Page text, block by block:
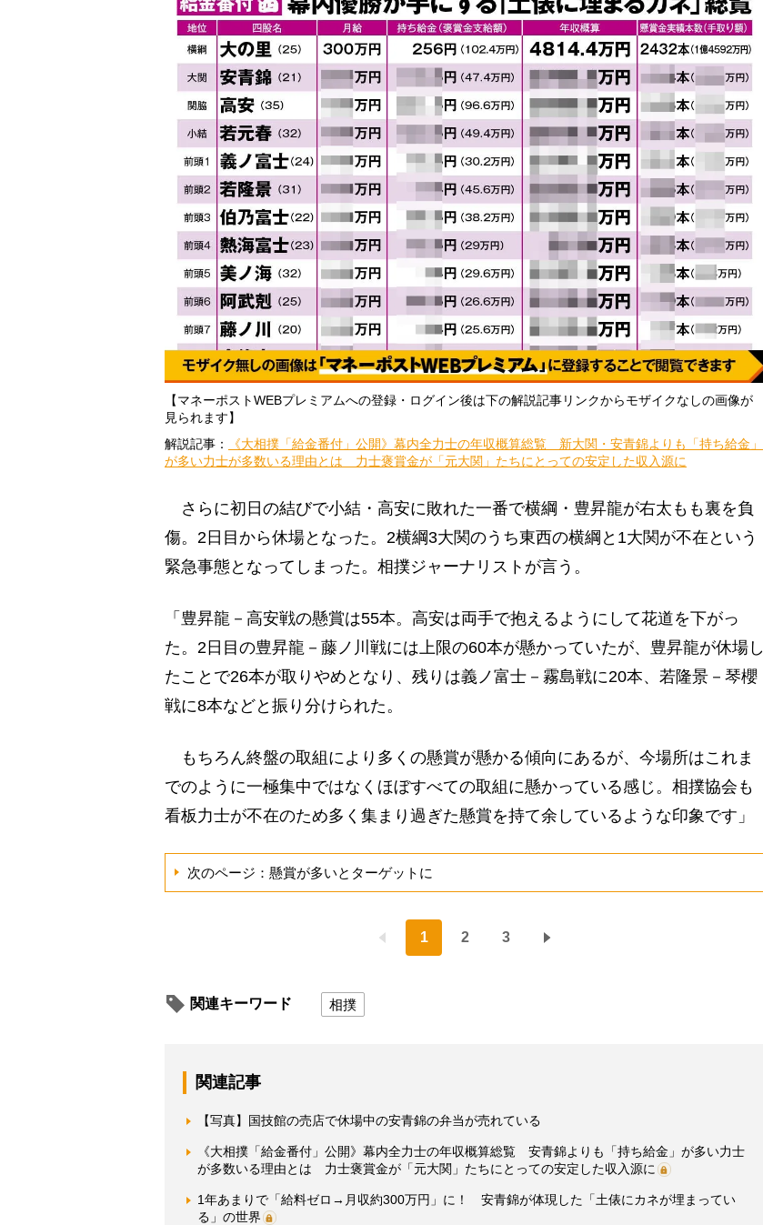
【マネーポストWEBプレミアムへの登録・ログイン後は下の解説記事リンクからモザイクなしの画像が
見られます】
解説記事：
《大相撲「給金番付」公開》幕内全力士の年収概算総覧 新大関・安青錦よりも「持ち給金」
が多い力士が多数いる理由とは 力士褒賞金が「元大関」たちにとっての安定した収入源に
さらに初日の結びで小結・高安に敗れた一番で横綱・豊昇龍が右太もも裏を負
傷。2日目から休場となった。2横綱3大関のうち東西の横綱と1大関が不在という
緊急事態となってしまった。相撲ジャーナリストが言う。
「豊昇龍－高安戦の懸賞は55本。高安は両手で抱えるようにして花道を下がっ
た。2日目の豊昇龍－藤ノ川戦には上限の60本が懸かっていたが、豊昇龍が休場し
たことで26本が取りやめとなり、残りは義ノ富士－霧島戦に20本、若隆景－琴櫻
戦に8本などと振り分けられた。
もちろん終盤の取組により多くの懸賞が懸かる傾向にあるが、今場所はこれま
でのように一極集中ではなくほぼすべての取組に懸かっている感じ。相撲協会も
看板力士が不在のため多く集まり過ぎた懸賞を持て余しているような印象です」
次のページ：懸賞が多いとターゲットに
1 2 3
関連キーワード 相撲
関連記事
【写真】国技館の売店で休場中の安青錦の弁当が売れている
《大相撲「給金番付」公開》幕内全力士の年収概算総覧 安青錦よりも「持ち給金」が多い力士
が多数いる理由とは 力士褒賞金が「元大関」たちにとっての安定した収入源に
1年あまりで「給料ゼロ→月収約300万円」に！ 安青錦が体現した「土俵にカネが埋まってい
る」の世界